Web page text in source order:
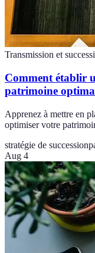
Transmission et
Comment établir
patrimoine
Apprenez à mettre en
optimiser votre
stratégie de succession
Aug 4